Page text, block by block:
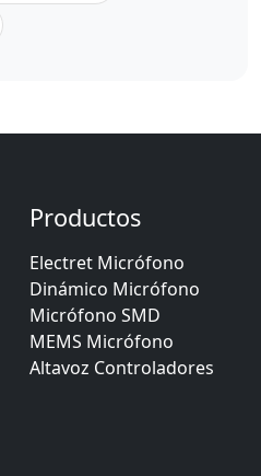
Productos
Electret Micrófono
Dinámico Micrófono
Micrófono SMD
MEMS Micrófono
Altavoz Controladores